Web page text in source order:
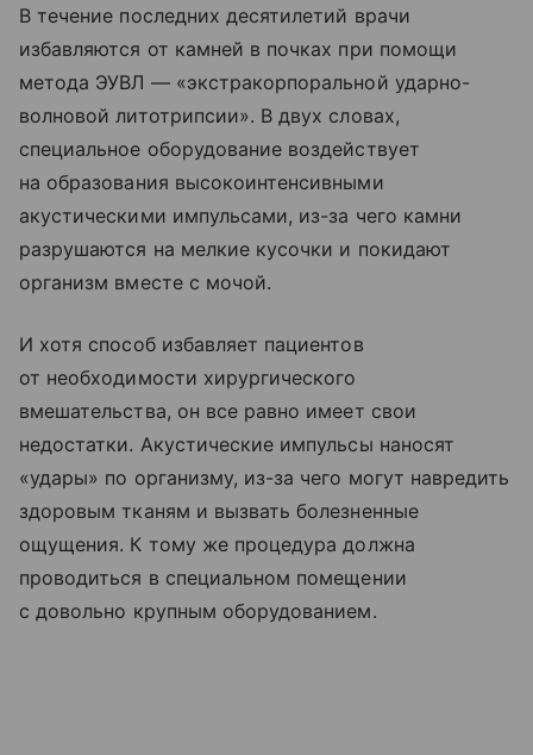
В течение последних десятилетий врачи
избавляются от камней в почках при помощи
метода ЭУВЛ — «экстракорпоральной ударно-
волновой литотрипсии». В двух словах,
специальное оборудование воздействует
на образования высокоинтенсивными
акустическими импульсами, из-за чего камни
разрушаются на мелкие кусочки и покидают
организм вместе с мочой.
И хотя способ избавляет пациентов
от необходимости хирургического
вмешательства, он все равно имеет свои
недостатки. Акустические импульсы наносят
«удары» по организму, из-за чего могут навредить
здоровым тканям и вызвать болезненные
ощущения. К тому же процедура должна
проводиться в специальном помещении
с довольно крупным оборудованием.